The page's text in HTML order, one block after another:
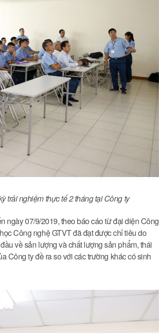
trải nghiệm thực tế 2 tháng tại Công ty
ngày 07/9/2019, theo báo cáo từ đại diện Công
Công nghệ GTVT đã đạt được chỉ tiêu do
về sản lượng và chất lượng sản phẩm, thái
Công ty đề ra so với các trường khác có sinh